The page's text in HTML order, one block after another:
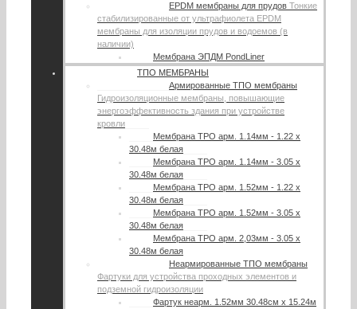
EPDM мембраны для прудов Тонкие
стабилизированные от ультрафиолета EPDM
мембраны для изоляции прудов и водоемов (в
наличии)
Мембрана ЭПДМ PondLiner
ТПО МЕМБРАНЫ
Армированные ТПО мембраны
Гидроизоляционные мембраны, повышающие
энергоэффективность здания при устройстве
кровли
Мембрана TPO арм. 1.14мм - 1.22 х
30.48м белая
Мембрана TPO арм. 1.14мм - 3.05 х
30.48м белая
Мембрана TPO арм. 1.52мм - 1.22 х
30.48м белая
Мембрана TPO арм. 1.52мм - 3.05 х
30.48м белая
Мембрана TPO арм. 2,03мм - 3.05 х
30.48м белая
Неармированные ТПО мембраны
Фартуки для устройства проходных элементов и
подземной гидроизоляции
Фартук неарм. 1.52мм 30.48см х 15.24м